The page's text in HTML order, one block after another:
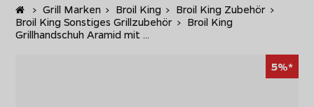
Startseite
> Grill Marken > Broil King > Broil King Zubehör >
Broil King Sonstiges Grillzubehör > Broil King
Grillhandschuh Aramid mit ...
5%*